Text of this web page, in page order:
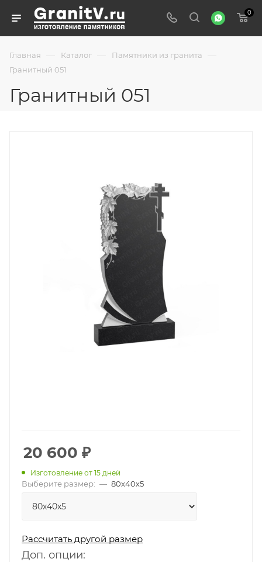
0
Главная — Каталог — Памятники из гранита —
Гранитный 051
Гранитный 051
20 600 ₽
Изготовление от 15 дней
Выберите размер: — 80х40х5
Рассчитать другой размер
Доп. опции: